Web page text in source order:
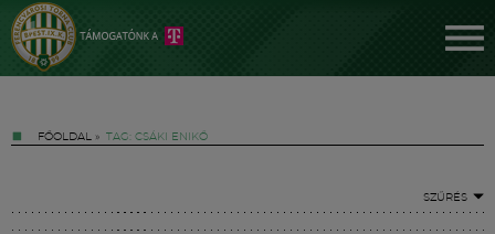
FŐOLDAL » TAG: CSÁKI ENIKŐ
SZŰRÉS